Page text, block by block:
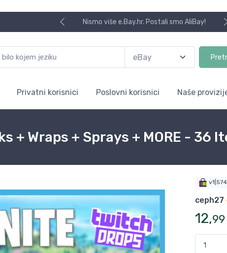
Nismo više e.Bay.hr. Postali smo AliBay!
Privatni korisnici Poslovni korisnici Naše
+ Wraps + Sprays + MORE - 36
ceph27
12,99